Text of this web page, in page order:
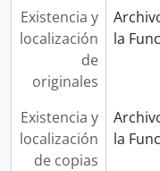
Existencia y
localización
de
originales
la
Existencia y
localización
de copias
la